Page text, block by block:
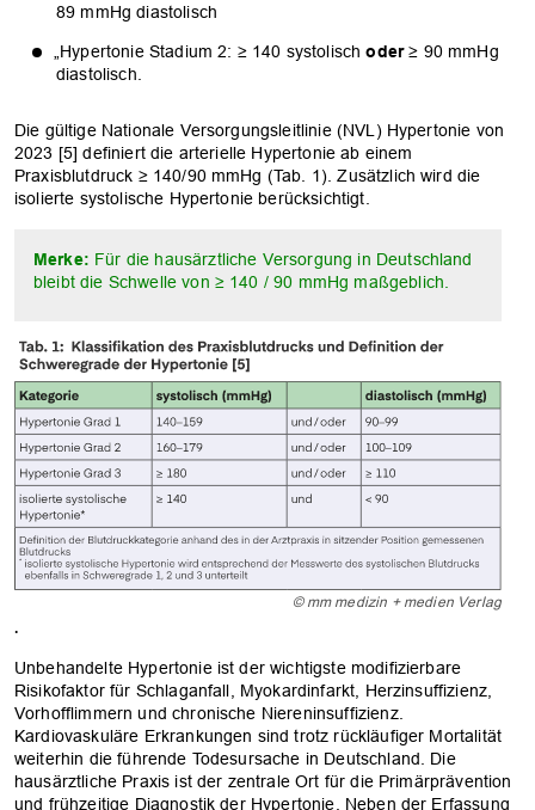
89 mmHg diastolisch
„Hypertonie Stadium 2: ≥ 140 systolisch oder≥ 90 mmHg
diastolisch.
Die gültige Nationale Versorgungsleitlinie (NVL) Hypertonie von
2023 [5] definiert die arterielle Hypertonie ab einem
Praxisblutdruck ≥ 140/90 mmHg (Tab. 1). Zusätzlich wird die
isolierte systolische Hypertonie berücksichtigt.
Merke: Für die hausärztliche Versorgung in Deutschland
bleibt die Schwelle von ≥ 140 / 90 mmHg maßgeblich.
© mm medizin + medien Verlag
.
Unbehandelte Hypertonie ist der wichtigste modifizierbare
Risikofaktor für Schlaganfall, Myokardinfarkt, Herzinsuffizienz,
Vorhofflimmern und chronische Niereninsuffizienz.
Kardiovaskuläre Erkrankungen sind trotz rückläufiger Mortalität
weiterhin die führende Todesursache in Deutschland. Die
hausärztliche Praxis ist der zentrale Ort für die Primärprävention
und frühzeitige Diagnostik der Hypertonie. Neben der Erfassung